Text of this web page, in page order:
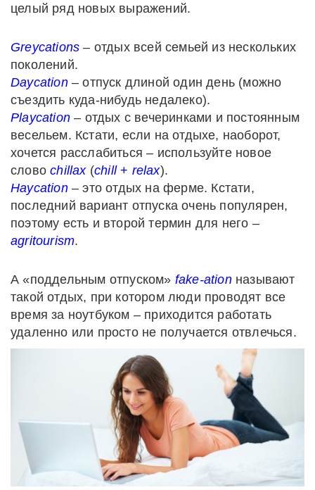
целый ряд новых выражений.
Greycations – отдых всей семьей из нескольких
поколений.
Daycation– отпуск длиной один день (можно
съездить куда-нибудь недалеко).
Playcation – отдых с вечеринками и постоянным
весельем. Кстати, если на отдыхе, наоборот,
хочется расслабиться – используйте новое
словоchillax(chill+ relax).
Haycation – это отдых на ферме. Кстати,
последний вариант отпуска очень популярен,
поэтому есть и второй термин для него –
agritourism.
А «поддельным отпуском» fake-ationназывают
такой отдых, при котором люди проводят все
время за ноутбуком – приходится работать
удаленно или просто не получается отвлечься.